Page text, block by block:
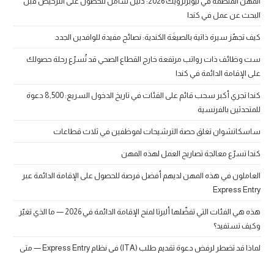
البحث عن عمل في كندا
كيف تجهّز سيرة ذاتية بالصيغَة الكندية: نصائح مفيدة للوافدين الجدد
ست وظائف ذات رواتب مرتفعة خارج القطاع الصحي قد تُسرّع رحلة حصولك
على الإقامة الدائمة في كندا
كندا تجري أكبر سحب قائم على الفئات في تاريخ الدخول السريع: 8,500 دعوة
للمتحدثين بالفرنسية
ساسكاتشوان تغلق حصة الترشيحات لموظفين في ثلاث قطاعات
كندا تسرّع معالجة تصاريح العمل لهذه المهن
العاملون في هذه المهن لديهم أفضل فرصة للحصول على الإقامة الدائمة عبر
Express Entry
هذه هي الفئات التي تفضّلها ألبرتا لمنح الإقامة الدائمة في 2026 — ما الذي تغيّر
وكيف تستفيد؟
لماذا قد تضطر لرفض دعوة تقديم طلب (ITA) في نظام Express Entry — متى